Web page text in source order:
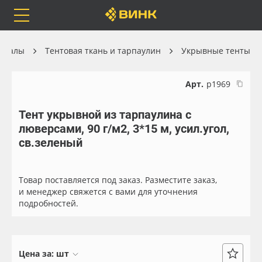
Каталог
Orafol
Бренды
Доставка
Весь каталог
Рулонные материалы
Самоклеящиеся плёнки
Листовые материалы
Тентовая ткань и тарпаулин Укрывные тенты
Арт. р1969
Тент укрывной из тарпаулина с
люверсами, 90 г/м2, 3*15 м, усил.угол,
св.зеленый
Товар поставляется под заказ. Разместите заказ,
и менеджер свяжется с вами для уточнения
подробностей.
Цена за: шт